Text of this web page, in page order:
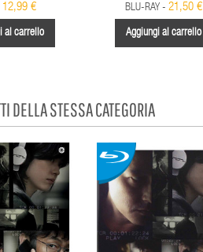
12,99 €
al carrello
BLU-RAY - 21,50 €
Aggiungi al carrello
DELLA STESSA CATEGORIA